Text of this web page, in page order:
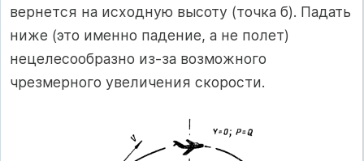
вернется на исходную высоту (точка б). Падать
ниже (это именно падение, а не полет)
нецелесообразно из-за возможного
чрезмерного увеличения скорости.